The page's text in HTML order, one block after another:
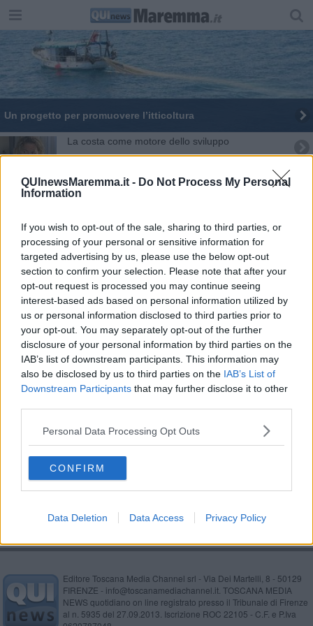
QUInewsMaremma.it - Do Not Process My Personal
Information
If you wish to opt-out of the sale, sharing to third parties, or
processing of your personal or sensitive information for
targeted advertising by us, please use the below opt-out
section to confirm your selection. Please note that after your
opt-out request is processed you may continue seeing
interest-based ads based on personal information utilized by
us or personal information disclosed to third parties prior to
your opt-out. You may separately opt-out of the further
disclosure of your personal information by third parties on the
IAB’s list of downstream participants. This information may
also be disclosed by us to third parties on the IAB’s List of
Downstream Participants that may further disclose it to other
Personal Data Processing Opt Outs
CONFIRM
Data Deletion Data Access Privacy Policy
Un progetto per promuovere l’itticoltura
La costa come motore dello sviluppo
Barca alla deriva, soccorsi dalla Guardia costiera
Strage di spigole e orate ed è allarme lattococco
Il pesce si compra via smartphone
Sub al lavoro muore colpito da un'elica
Rigassificatore, in Consiglio si chiede lo stop
Rigassificatore, ancora mistero sul futuro offshore
Soli sulla barca alla deriva dopo il black out
Itticoltura, a gara tre concessioni demaniali
Editore Toscana Media Channel srl - Via Dei Martelli, 8 - 50129
FIRENZE - info@toscanamediachannel.it. TOSCANA MEDIA
NEWS quotidiano on line registrato presso il Tribunale di Firenze
al n. 5935 del 27.09.2013. Iscrizione ROC 22105 - C.F. e P.Iva